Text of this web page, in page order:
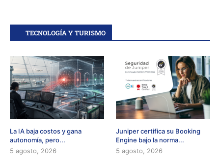
TECNOLOGÍA Y TURISMO
La IA baja costos y gana
autonomía, pero...
5 agosto, 2026
Juniper certifica su Booking
Engine bajo la norma...
5 agosto, 2026